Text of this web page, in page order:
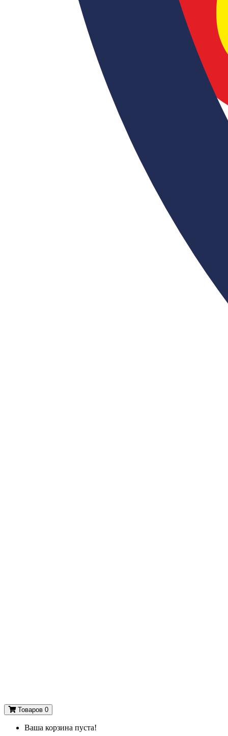
Товаров 0
Ваша корзина пуста!